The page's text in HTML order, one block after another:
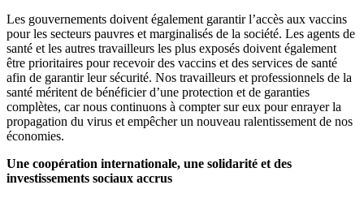
Les gouvernements doivent également garantir l’accès aux vaccins
pour les secteurs pauvres et marginalisés de la société. Les agents de
santé et les autres travailleurs les plus exposés doivent également
être prioritaires pour recevoir des vaccins et des services de santé
afin de garantir leur sécurité. Nos travailleurs et professionnels de la
santé méritent de bénéficier d’une protection et de garanties
complètes, car nous continuons à compter sur eux pour enrayer la
propagation du virus et empêcher un nouveau ralentissement de nos
économies.
Une coopération internationale, une solidarité et des
investissements sociaux accrus